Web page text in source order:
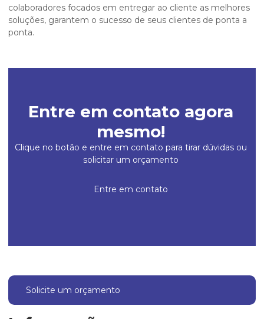
colaboradores focados em entregar ao cliente as melhores
soluções, garantem o sucesso de seus clientes de ponta a
ponta.
Entre em contato agora
mesmo!
Clique no botão e entre em contato para tirar dúvidas ou
solicitar um orçamento
Entre em contato
Solicite um orçamento